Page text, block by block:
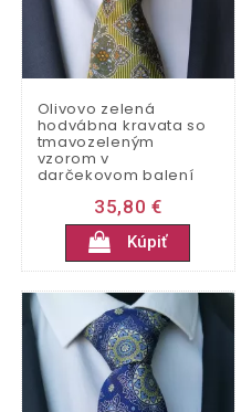
Olivovo zelená
hodvábna kravata so
tmavozeleným
vzorom v
darčekovom balení
35,80 €
Kúpiť